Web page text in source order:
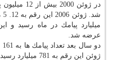
در ژوئن
میلیارد پیامك در ماه رسید و
عرضه شد.
ژوئن این رقم به 781 میلیارد رسید.